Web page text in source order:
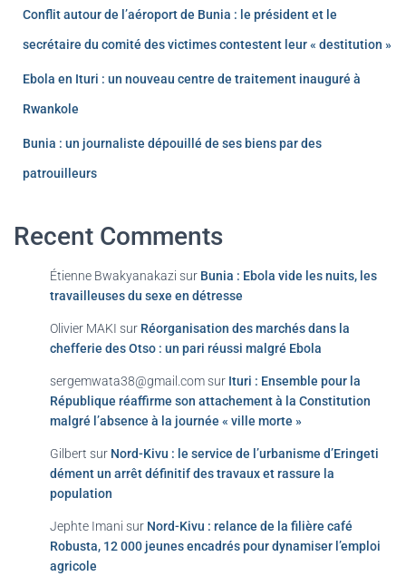
Conflit autour de l’aéroport de Bunia : le président et le
secrétaire du comité des victimes contestent leur « destitution »
Ebola en Ituri : un nouveau centre de traitement inauguré à
Rwankole
Bunia : un journaliste dépouillé de ses biens par des
patrouilleurs
Recent Comments
Étienne Bwakyanakazi sur Bunia : Ebola vide les nuits, les
travailleuses du sexe en détresse
Olivier MAKI sur Réorganisation des marchés dans la
chefferie des Otso : un pari réussi malgré Ebola
sergemwata38@gmail.comsur Ituri : Ensemble pour la
République réaffirme son attachement à la Constitution
malgré l’absence à la journée « ville morte »
Gilbert sur Nord-Kivu : le service de l’urbanisme d’Eringeti
dément un arrêt définitif des travaux et rassure la
population
Jephte Imani sur Nord-Kivu : relance de la filière café
Robusta, 12 000 jeunes encadrés pour dynamiser l’emploi
agricole